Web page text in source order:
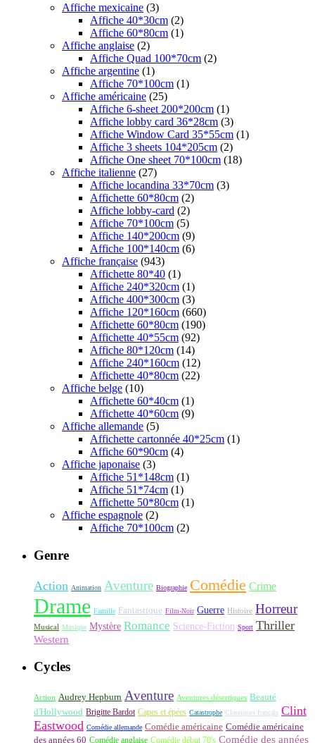
Affiche mexicaine (3)
Affiche 40*30cm (2)
Affiche 60*80cm (1)
Affiche anglaise (2)
Affiche Quad 100*70cm (2)
Affiche argentine (1)
Affiche 70*100cm (1)
Affiche américaine (25)
Affiche 6-sheet 200*200cm (1)
Affiche lobby card 36*28cm (3)
Affiche Window Card 35*55cm (1)
Affiche 3 sheets 104*205cm (2)
Affiche One sheet 70*100cm (18)
Affiche italienne (27)
Affiche locandina 33*70cm (3)
Affichette 60*80cm (2)
Affiche lobby-card (2)
Affiche 70*100cm (5)
Affiche 140*200cm (9)
Affiche 100*140cm (6)
Affiche française (943)
Affichette 80*40 (1)
Affiche 240*320cm (1)
Affiche 400*300cm (3)
Affiche 120*160cm (660)
Affichette 60*80cm (190)
Affichette 40*55cm (92)
Affiche 80*120cm (14)
Affiche 240*160cm (12)
Affichette 40*80cm (22)
Affiche belge (10)
Affichette 60*40cm (1)
Affichette 40*60cm (9)
Affiche allemande (5)
Affichette cartonnée 40*25cm (1)
Affiche 60*90cm (4)
Affiche japonaise (3)
Affiche 51*148cm (1)
Affiche 51*74cm (1)
Affichette 50*80cm (1)
Affiche espagnole (2)
Affiche 70*100cm (2)
Genre
Action Animation Aventure Biographie Comédie Crime
Drame Famille Fantastique Film-Noir Guerre Histoire Horreur
Musical Musique Mystère Romance Science-Fiction Sport Thriller
Western
Cycles
Action Audrey Hepburn Aventure Aventures désertiques Beauté
d'Hollywood Brigitte Bardot Capes et épées Catastrophe Classiques français Clint
Eastwood Comédie allemande Comédie américaine Comédie américaine
des années 60 Comédie anglaise Comédie début 70's Comédie des années